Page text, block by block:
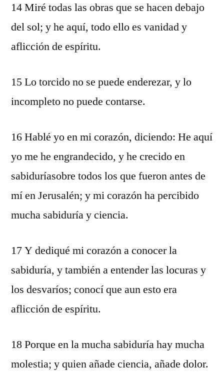
14 Miré todas las obras que se hacen debajo
del sol; y he aquí, todo ello es vanidad y
aflicción de espíritu.
15 Lo torcido no se puede enderezar, y lo
incompleto no puede contarse.
16 Hablé yo en mi corazón, diciendo: He aquí
yo me he engrandecido, y he crecido en
sabiduríasobre todos los que fueron antes de
mí en Jerusalén; y mi corazón ha percibido
mucha sabiduría y ciencia.
17 Y dediqué mi corazón a conocer la
sabiduría, y también a entender las locuras y
los desvaríos; conocí que aun esto era
aflicción de espíritu.
18 Porque en la mucha sabiduría hay mucha
molestia; y quien añade ciencia, añade dolor.